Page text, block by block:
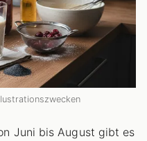
Juni bis August gibt es